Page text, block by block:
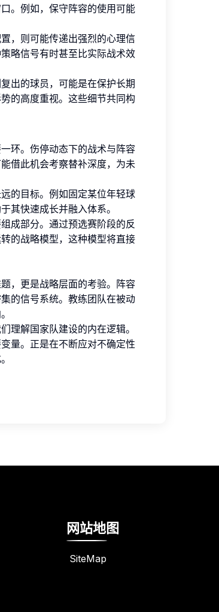
。例如，保守阵容的使用可能
，则可能传递出强烈的心理信
略信号有时甚至比实际战术效
出的球员，可能是在保护长期
的高度重视。这些细节共同构
环。伤停动态下的战术与阵容
借此机会考察替补深度，为未
的目标。例如固定某位年轻球
其快速成长并融入体系。
成部分。通过预选赛阶段的反
的战略模型，这种模型将直接
，更是战略层面的考验。阵容
的信号系统。教练团队在被动
理解国家队建设的内在逻辑。
量。正是在不断应对不确定性
网站地图
SiteMap